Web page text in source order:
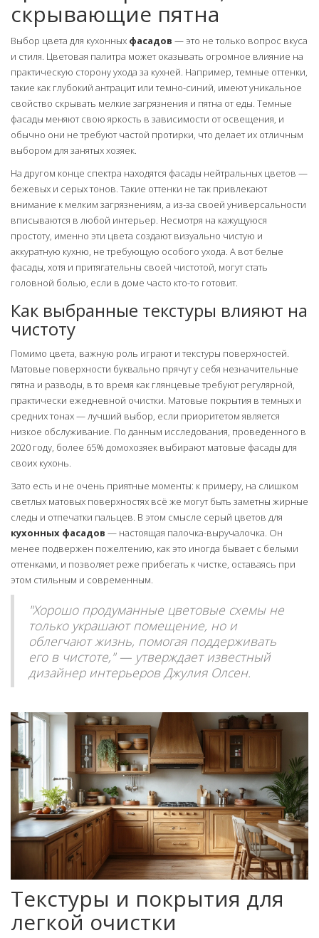
скрывающие пятна
Выбор цвета для кухонных фасадов — это не только вопрос вкуса
и стиля. Цветовая палитра может оказывать огромное влияние на
практическую сторону ухода за кухней. Например, темные оттенки,
такие как глубокий антрацит или темно-синий, имеют уникальное
свойство скрывать мелкие загрязнения и пятна от еды. Темные
фасады меняют свою яркость в зависимости от освещения, и
обычно они не требуют частой протирки, что делает их отличным
выбором для занятых хозяек.
На другом конце спектра находятся фасады нейтральных цветов —
бежевых и серых тонов. Такие оттенки не так привлекают
внимание к мелким загрязнениям, а из-за своей универсальности
вписываются в любой интерьер. Несмотря на кажущуюся
простоту, именно эти цвета создают визуально чистую и
аккуратную кухню, не требующую особого ухода. А вот белые
фасады, хотя и притягательны своей чистотой, могут стать
головной болью, если в доме часто кто-то готовит.
Как выбранные текстуры влияют на
чистоту
Помимо цвета, важную роль играют и текстуры поверхностей.
Матовые поверхности буквально прячут у себя незначительные
пятна и разводы, в то время как глянцевые требуют регулярной,
практически ежедневной очистки. Матовые покрытия в темных и
средних тонах — лучший выбор, если приоритетом является
низкое обслуживание. По данным исследования, проведенного в
2020 году, более 65% домохозяек выбирают матовые фасады для
своих кухонь.
Зато есть и не очень приятные моменты: к примеру, на слишком
светлых матовых поверхностях всё же могут быть заметны жирные
следы и отпечатки пальцев. В этом смысле серый цветов для
кухонных фасадов — настоящая палочка-выручалочка. Он
менее подвержен пожелтению, как это иногда бывает с белыми
оттенками, и позволяет реже прибегать к чистке, оставаясь при
этом стильным и современным.
"Хорошо продуманные цветовые схемы не
только украшают помещение, но и
облегчают жизнь, помогая поддерживать
его в чистоте," — утверждает известный
дизайнер интерьеров Джулия Олсен.
Текстуры и покрытия для
легкой очистки